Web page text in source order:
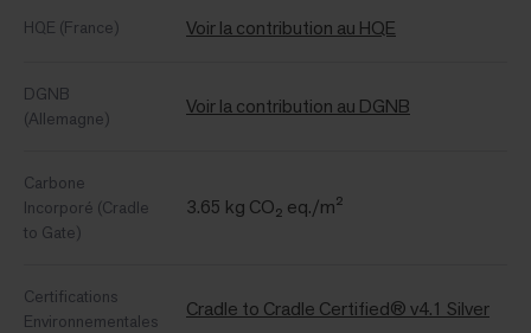
HQE (France) Voir la contribution au HQE
DGNB
(Allemagne)
Voir la contribution au DGNB
Carbone
Incorporé (Cradle
to Gate)
3.65 kg CO₂ eq./m²
Certifications
Environnementales
Cradle to Cradle Certified® v4.1 Silver